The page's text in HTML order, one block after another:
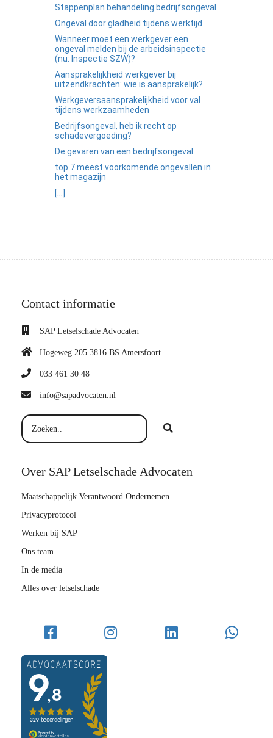
Stappenplan behandeling bedrijfsongeval
Ongeval door gladheid tijdens werktijd
Wanneer moet een werkgever een
ongeval melden bij de arbeidsinspectie
(nu: Inspectie SZW)?
Aansprakelijkheid werkgever bij
uitzendkrachten: wie is aansprakelijk?
Werkgeversaansprakelijkheid voor val
tijdens werkzaamheden
Bedrijfsongeval, heb ik recht op
schadevergoeding?
De gevaren van een bedrijfsongeval
top 7 meest voorkomende ongevallen in
het magazijn
[...]
Contact informatie
SAP Letselschade Advocaten
Hogeweg 205 3816 BS Amersfoort
033 461 30 48
info@sapadvocaten.nl
Over SAP Letselschade Advocaten
Maatschappelijk Verantwoord Ondernemen
Privacyprotocol
Werken bij SAP
Ons team
In de media
Alles over letselschade